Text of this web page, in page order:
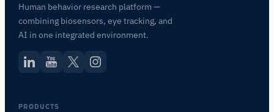
Human behavior research platform —
combining biosensors, eye tracking, and
AI in one integrated environment.
PRODUCTS